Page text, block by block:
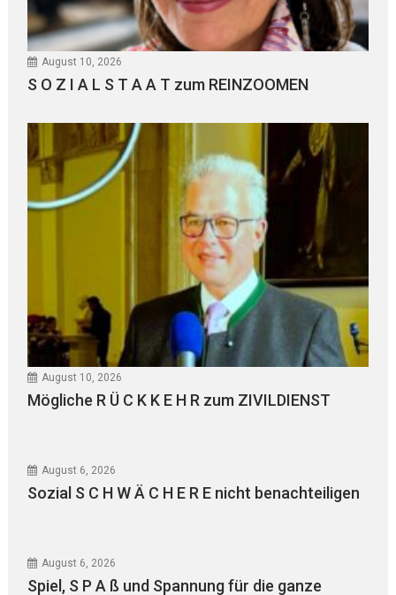
August 10, 2026
S O Z I A L S T A A T zum REINZOOMEN
August 10, 2026
Mögliche R Ü C K K E H R zum ZIVILDIENST
August 6, 2026
Sozial S C H W Ä C H E R E nicht benachteiligen
August 6, 2026
Spiel, S P A ß und Spannung für die ganze